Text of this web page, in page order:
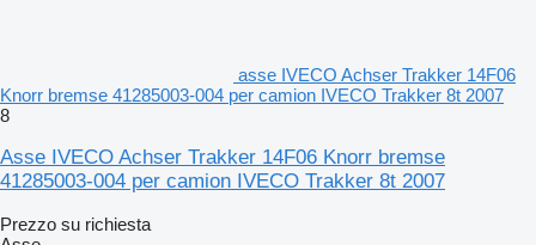
asse IVECO Achser Trakker 14F06
Knorr bremse 41285003-004 per camion IVECO Trakker 8t 2007
8
Asse IVECO Achser Trakker 14F06 Knorr bremse
41285003-004 per camion IVECO Trakker 8t 2007
Prezzo su richiesta